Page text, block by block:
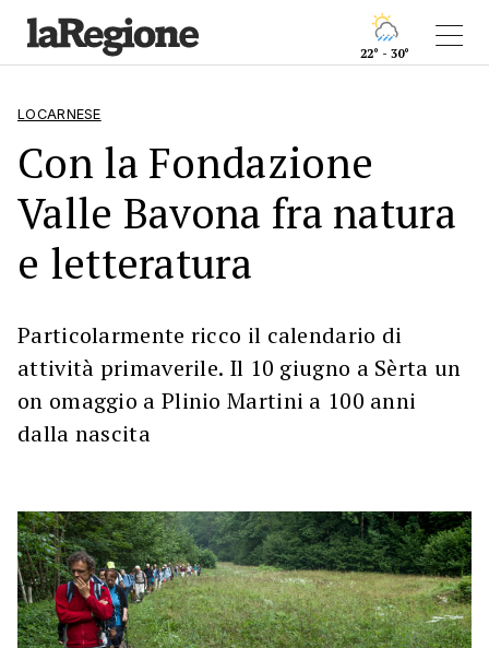
22° - 30°
LOCARNESE
Con la Fondazione
Valle Bavona fra natura
e letteratura
Particolarmente ricco il calendario di
attività primaverile. Il 10 giugno a Sèrta un
on omaggio a Plinio Martini a 100 anni
dalla nascita